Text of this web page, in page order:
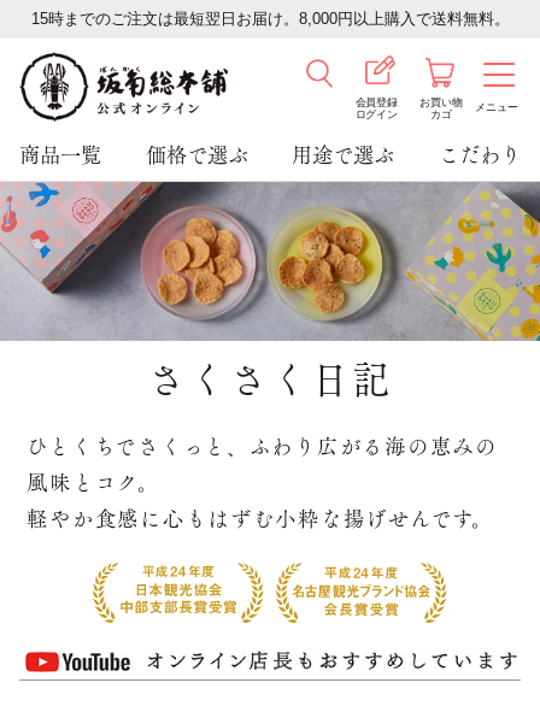
15時までのご注文は最短翌日お届け。8,000円以上購入で送料無料。
会員登録
ログイン
お買い物
カゴ
メニュー
商品一覧 価格で選ぶ 用途で選ぶ こだわり
さくさく日記
ひとくちでさくっと、ふわり広がる海の恵みの
風味とコク。
軽やか食感に心もはずむ小粋な揚げせんです。